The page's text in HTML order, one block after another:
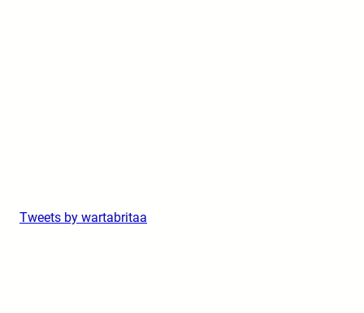
Tweets by wartabritaa